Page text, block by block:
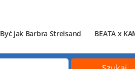
Być jak Barbra Streisand BEATA x